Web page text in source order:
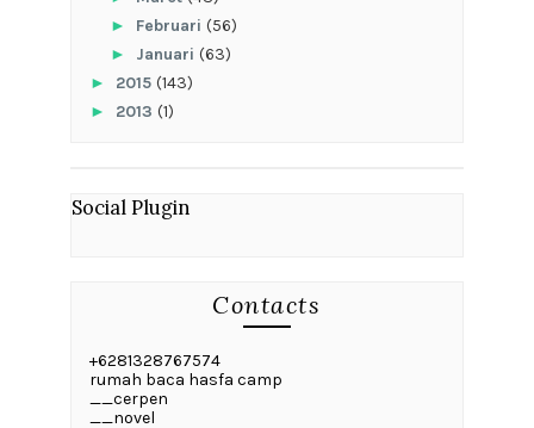
► Februari (56)
► Januari (63)
► 2015 (143)
► 2013 (1)
Social Plugin
Contacts
+6281328767574
rumah baca hasfa camp
__cerpen
__novel